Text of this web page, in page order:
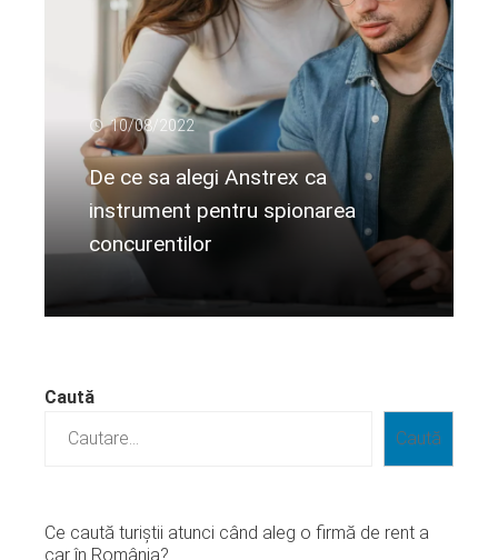
10/08/2022
De ce sa alegi Anstrex ca
instrument pentru spionarea
concurentilor
Caută
Caută
Ce caută turiștii atunci când aleg o firmă de rent a
car în România?